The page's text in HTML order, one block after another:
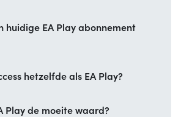
huidige EA Play abonnement
hetzelfde als EA Play?
Play de moeite waard?